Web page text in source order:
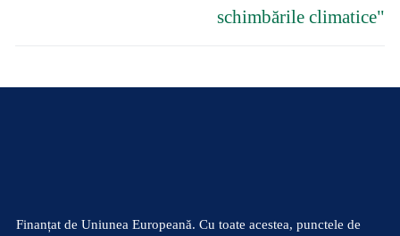
schimbările climatice"
Finanțat de Uniunea Europeană. Cu toate acestea, punctele de